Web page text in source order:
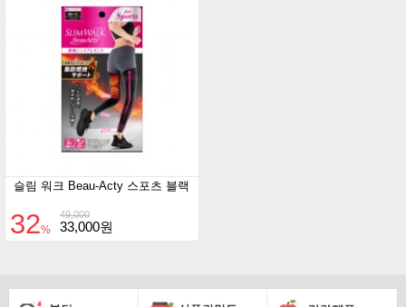
슬림 워크 Beau-Acty 스포츠 블랙
49,000
32% 33,000원